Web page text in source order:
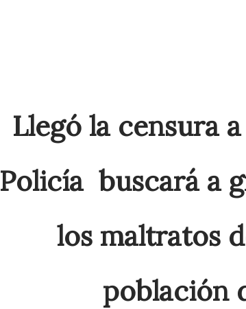
Llegó la censura
Policía buscará a
los maltratos
población